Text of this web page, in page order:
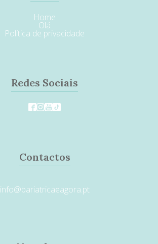
Home
Olá
Política de privacidade
Redes Sociais
Contactos
info@bariatricaeagora.pt